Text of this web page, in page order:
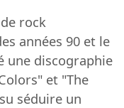
rock
années 90 et le
une discographie
et "The
séduire un